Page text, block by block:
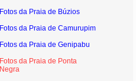
Fotos da Praia de Búzios
Fotos da Praia de Camurupim
Fotos da Praia de Genipabu
Fotos da Praia de Ponta
Negra